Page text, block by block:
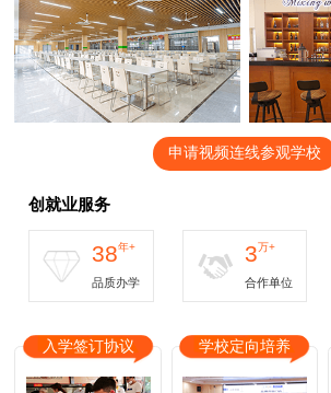
申请视频连线参观学校
创就业服务
38年+
品质办学
3万+
合作单位
入学签订协议 学校定向培养